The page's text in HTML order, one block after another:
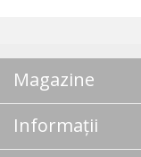
Magazine
Informații